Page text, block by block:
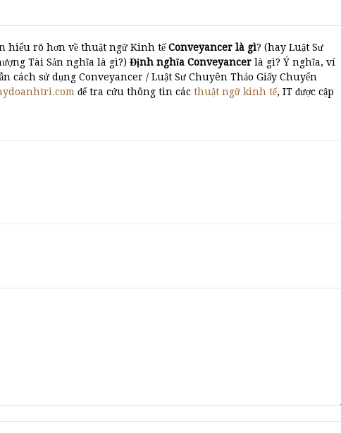
hiểu rõ hơn về thuật ngữ Kinh tếConveyancer là gì? (hay Luật Sư
Tài Sản nghĩa là gì?) Định nghĩa Conveyancer là gì? Ý nghĩa, ví
cách sử dụng Conveyancer / Luật Sư Chuyên Thảo Giấy Chuyển
để tra cứu thông tin các thuật ngữ kinh tế, IT được cập